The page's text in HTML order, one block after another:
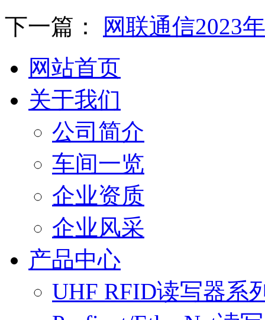
下一篇：
网联通信2023
网站首页
关于我们
公司简介
车间一览
企业资质
企业风采
产品中心
UHF RFID读写器系